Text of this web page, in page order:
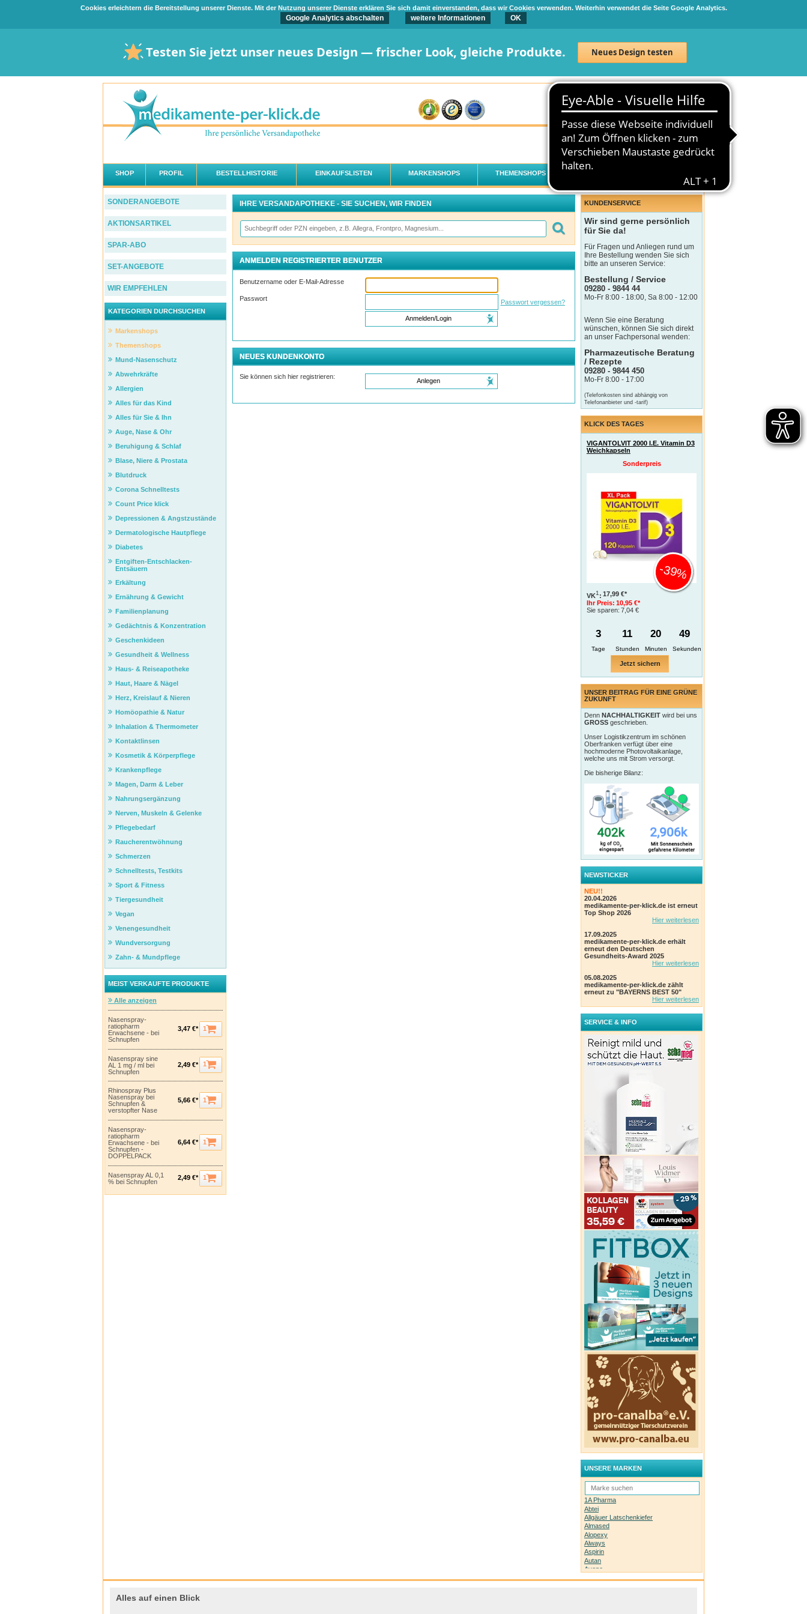
Cookies erleichtern die Bereitstellung unserer Dienste. Mit der Nutzung unserer Dienste erklären Sie sich damit einverstanden, dass wir Cookies verwenden. Weiterhin verwendet die Seite Google Analytics.
Google Analytics abschalten weitere Informationen OK
Testen Sie jetzt unser neues Design — frischer Look, gleiche Produkte. Neues Design testen
Neuanmeldung Anmelden
0 Artikel 0,00 €
SHOP PROFIL BESTELLHISTORIE EINKAUFSLISTEN MARKENSHOPS THEMENSHOPS
IHRE VERSANDAPOTHEKE - SIE SUCHEN, WIR FINDEN
ANMELDEN REGISTRIERTER BENUTZER
Benutzername oder E-Mail-Adresse
Passwort Passwort vergessen?
Anmelden/Login
NEUES KUNDENKONTO
Sie können sich hier registrieren:
Anlegen
SONDERANGEBOTE
AKTIONSARTIKEL
SPAR-ABO
SET-ANGEBOTE
WIR EMPFEHLEN
KATEGORIEN DURCHSUCHEN
Markenshops
Themenshops
Mund-Nasenschutz
Abwehrkräfte
Allergien
Alles für das Kind
Alles für Sie & Ihn
Auge, Nase & Ohr
Beruhigung & Schlaf
Blase, Niere & Prostata
Blutdruck
Corona Schnelltests
Count Price klick
Depressionen & Angstzustände
Dermatologische Hautpflege
Diabetes
Entgiften-Entschlacken-
Entsäuern
Erkältung
Ernährung & Gewicht
Familienplanung
Gedächtnis & Konzentration
Geschenkideen
Gesundheit & Wellness
Haus- & Reiseapotheke
Haut, Haare & Nägel
Herz, Kreislauf & Nieren
Homöopathie & Natur
Inhalation & Thermometer
Kontaktlinsen
Kosmetik & Körperpflege
Krankenpflege
Magen, Darm & Leber
Nahrungsergänzung
Nerven, Muskeln & Gelenke
Pflegebedarf
Raucherentwöhnung
Schmerzen
Schnelltests, Testkits
Sport & Fitness
Tiergesundheit
Vegan
Venengesundheit
Wundversorgung
Zahn- & Mundpflege
MEIST VERKAUFTE PRODUKTE
Alle anzeigen
Nasenspray-
ratiopharm
Erwachsene - bei
Schnupfen
3,47 €* 1
Nasenspray sine
AL 1 mg / ml bei
Schnupfen
2,49 €* 1
Rhinospray Plus
Nasenspray bei
Schnupfen &
verstopfter Nase
5,66 €* 1
Nasenspray-
ratiopharm
Erwachsene - bei
Schnupfen -
DOPPELPACK
6,64 €* 1
Nasenspray AL 0,1
% bei Schnupfen
2,49 €* 1
KUNDENSERVICE
Wir sind gerne persönlich
für Sie da!
Für Fragen und Anliegen rund um
Ihre Bestellung wenden Sie sich
bitte an unseren Service:
Bestellung / Service
09280 - 9844 44
Mo-Fr 8:00 - 18:00, Sa 8:00 - 12:00
Wenn Sie eine Beratung
wünschen, können Sie sich direkt
an unser Fachpersonal wenden:
Pharmazeutische Beratung
/ Rezepte
09280 - 9844 450
Mo-Fr 8:00 - 17:00
(Telefonkosten sind abhängig von
Telefonanbieter und -tarif)
KLICK DES TAGES
VIGANTOLVIT 2000 I.E. Vitamin D3
Weichkapseln
Sonderpreis
VK1 : 17,99 €*
Ihr Preis: 10,95 €*
Sie sparen: 7,04 €
-39%
3
Tage
11 20 48
Jetzt sichern
UNSER BEITRAG FÜR EINE GRÜNE
ZUKUNFT
DennNACHHALTIGKEIT wird bei uns
GROSS geschrieben.
Unser Logistikzentrum im schönen
Oberfranken verfügt über eine
hochmoderne Photovoltaikanlage,
welche uns mit Strom versorgt.
Die bisherige Bilanz:
NEWSTICKER
NEU!!
20.04.2026
medikamente-per-klick.de ist erneut
Top Shop 2026
Hier weiterlesen
17.09.2025
medikamente-per-klick.de erhält
erneut den Deutschen
Gesundheits-Award 2025
Hier weiterlesen
05.08.2025
medikamente-per-klick.de zählt
erneut zu "BAYERNS BEST 50"
Hier weiterlesen
SERVICE & INFO
UNSERE MARKEN
1A Pharma
Abtei
Allgäuer Latschenkiefer
Almased
Alopexy
Always
Aspirin
Autan
Avene
Bachblüten-Orginal
Alles auf einen Blick